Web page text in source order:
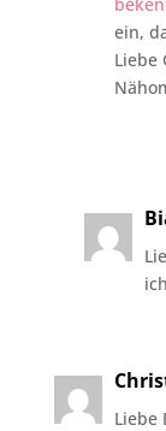
ein,
Liebe
Liebe